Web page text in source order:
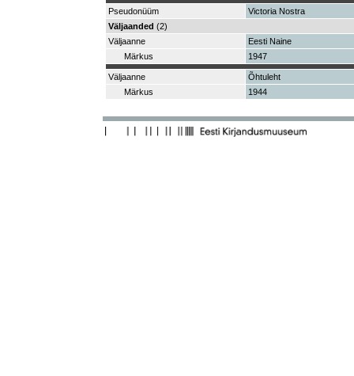
Pseudonüüm
Victoria Nostra
Väljaanded (2)
Väljaanne
Eesti Naine
Märkus
1947
Väljaanne
Õhtuleht
Märkus
1944